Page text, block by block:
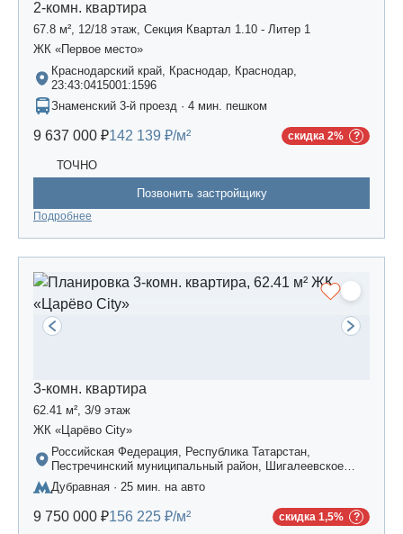
2-комн. квартира
67.8 м², 12/18 этаж, Секция Квартал 1.10 - Литер 1
ЖК «Первое место»
Краснодарский край, Краснодар, Краснодар,
23:43:0415001:1596
Знаменский 3-й проезд · 4 мин. пешком
9 637 000 ₽142 139 ₽/м² скидка 2%
ТОЧНО
Позвонить застройщику
Подробнее
3-комн. квартира
62.41 м², 3/9 этаж
ЖК «Царёво City»
Российская Федерация, Республика Татарстан,
Пестречинский муниципальный район, Шигалеевское
сельское поселение, жилой комплекс «Усадьба
Царево-2», дом 3
Дубравная · 25 мин. на авто
9 750 000 ₽156 225 ₽/м² скидка 1,5%